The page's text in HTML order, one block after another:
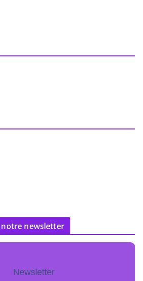
newsletter
Newsletter